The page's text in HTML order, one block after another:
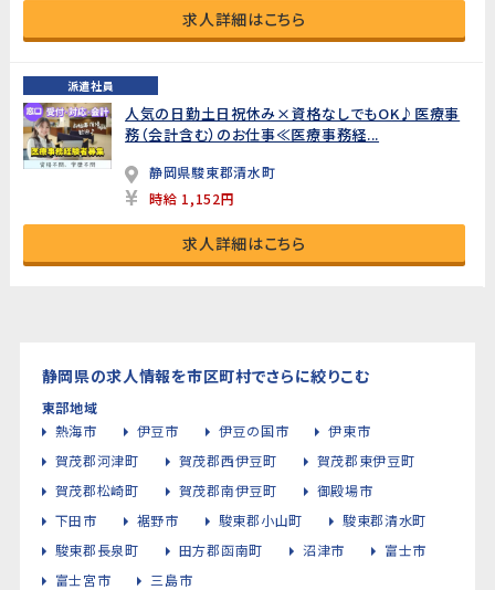
求人詳細はこちら
派遣社員
人気の日勤土日祝休み×資格なしでもOK♪医療事
務（会計含む）のお仕事≪医療事務経...
静岡県駿東郡清水町
時給 1,152円
求人詳細はこちら
静岡県の求人情報を市区町村でさらに絞りこむ
東部地域
熱海市
伊豆市 伊豆の国市
伊東市
賀茂郡河津町
賀茂郡西伊豆町
賀茂郡東伊豆町
賀茂郡松崎町
賀茂郡南伊豆町
御殿場市
下田市
裾野市 駿東郡小山町
駿東郡清水町
駿東郡長泉町
田方郡函南町 沼津市
富士市
富士宮市
三島市